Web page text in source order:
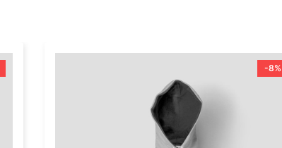
-8%